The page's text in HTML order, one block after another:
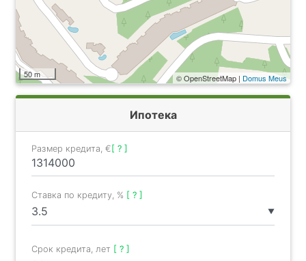
50 m © OpenStreetMap | Domus Meus
Ипотека
Размер кредита, €[ ? ]
▼
Ставка по кредиту, % [ ? ]
Срок кредита, лет [ ? ]